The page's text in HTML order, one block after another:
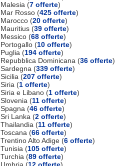
Malesia (7 offerte)
Mar Rosso (425 offerte)
Marocco (20 offerte)
Mauritius (39 offerte)
Messico (68 offerte)
Portogallo (10 offerte)
Puglia (194 offerte)
Repubblica Dominicana (36 offerte)
Sardegna (339 offerte)
Sicilia (207 offerte)
Siria (1 offerte)
Siria e Libano (1 offerte)
Slovenia (11 offerte)
Spagna (46 offerte)
Sri Lanka (2 offerte)
Thailandia (11 offerte)
Toscana (66 offerte)
Trentino Alto Adige (6 offerte)
Tunisia (105 offerte)
Turchia (89 offerte)
Umbria (12 offerte)